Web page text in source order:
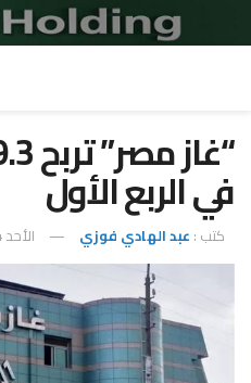
في الربع الأول
كتب : عبد الهادي فوزي الأحد 24 مايو 2026